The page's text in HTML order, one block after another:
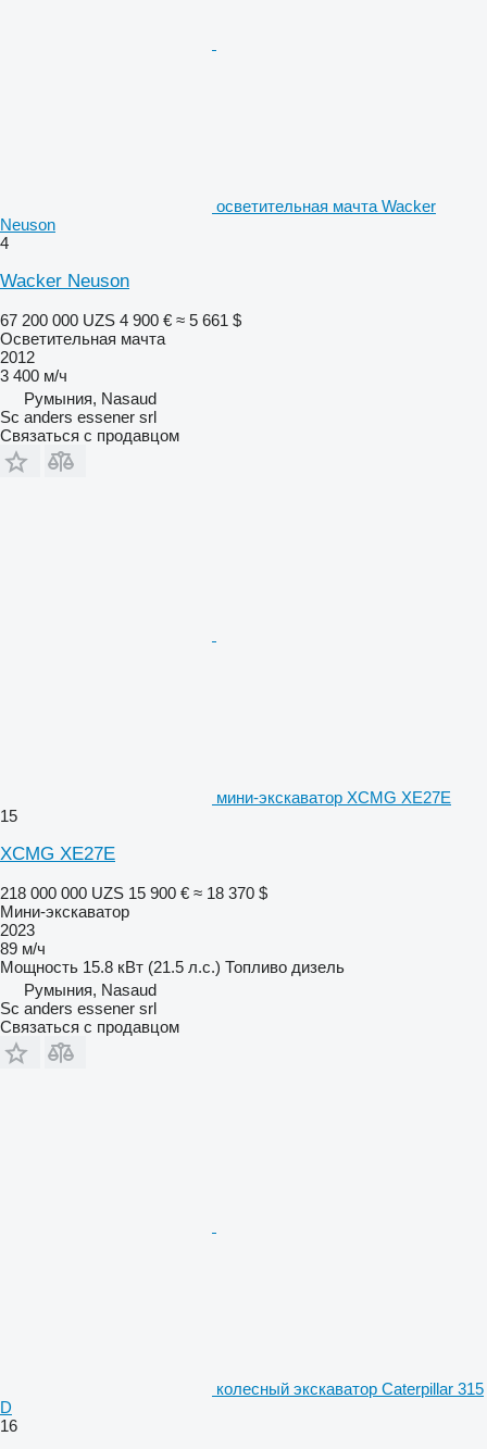
осветительная мачта Wacker
Neuson
4
Wacker Neuson
67 200 000 UZS 4 900 € ≈ 5 661 $
Осветительная мачта
2012
3 400 м/ч
Румыния, Nasaud
Sc anders essener srl
Связаться с продавцом
мини-экскаватор XCMG XE27E
15
XCMG XE27E
218 000 000 UZS 15 900 € ≈ 18 370 $
Мини-экскаватор
2023
89 м/ч
Мощность 15.8 кВт (21.5 л.с.) Топливо дизель
Румыния, Nasaud
Sc anders essener srl
Связаться с продавцом
колесный экскаватор Caterpillar 315
D
16